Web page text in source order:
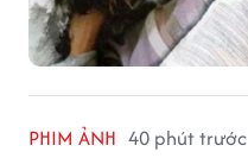
PHIM ẢNH 40 phút trước